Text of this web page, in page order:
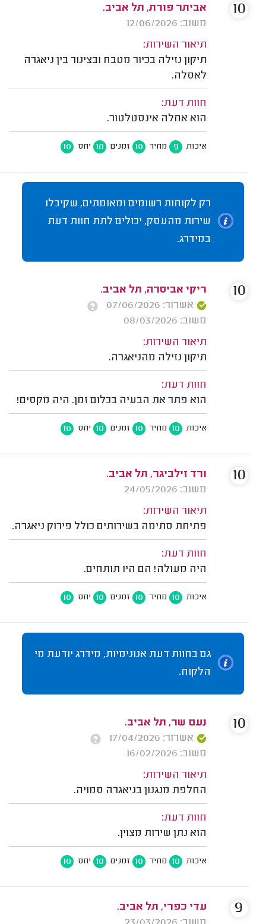
אביתר פורת, תל אביב.
משוב: 12/06/2026
תיאור השירות:
תיקון נזילה בכיור מטבח ובצינור בין ניאגרה
לאסלה.
חוות דעת:
הוא אחלה אינסטלטור.
איכות 9 מחיר 10 זמנים 10 יחס 10
10
רק לקוחות רשומים ומאומתים, שקיבלו
שירות מהעסק, יכולים לתת חוות דעת
במידרג.
ריקי אביסרה, תל אביב.
אשרור: 07/06/2026
משוב: 08/03/2026
תיאור השירות:
תיקון נזילה מהניאגרה.
חוות דעת:
הוא פתר את הבעיה בכלום זמן. היה מקסים!
איכות 10 מחיר 10 זמנים 10 יחס 10
10
ורד זילביגר, תל אביב.
משוב: 24/05/2026
תיאור השירות:
פתיחת סתימה בשירותים כולל פירוק ניאגרה.
חוות דעת:
היה מעולה! הם היו תותחים.
איכות 10 מחיר 10 זמנים 10 יחס 10
10
גם בחוות דעת אנונימיות, מידרג יודעת מי
הלקוח.
נעם שר, תל אביב.
אשרור: 17/04/2026
משוב: 16/02/2026
תיאור השירות:
החלפת מנגנון בניאגרה סמויה.
חוות דעת:
הוא נתן שירות מצוין.
איכות 10 מחיר 10 זמנים 10 יחס 10
10
עדי כפרי, תל אביב.
9